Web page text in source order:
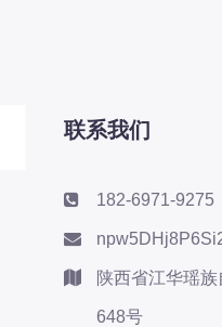
联系我们
182-6971-9275
陕西省江华瑶
648号